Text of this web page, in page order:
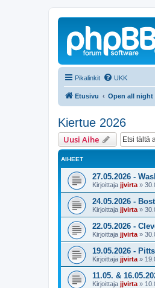
Pikalinkit UKK
Etusivu Open all night
Kiertue 2026
Uusi Aihe
AIHEET
27.05.2026 -
Kirjoittaja jjvirta »
24.05.2026 -
Kirjoittaja jjvirta »
22.05.2026 -
Kirjoittaja jjvirta »
19.05.2026 -
Kirjoittaja jjvirta »
11.05. &
Kirjoittaja jjvirta »